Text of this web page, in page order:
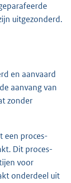
uitgezonderd.
en aanvaard
aanvang van
zonder
een proces-
Dit proces-
voor
onderdeel uit